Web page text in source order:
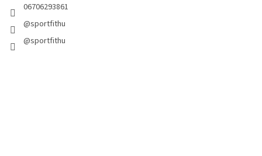
06706293861
@sportfithu
@sportfithu